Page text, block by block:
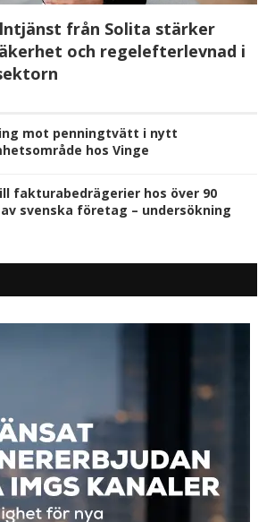
från Solita stärker
och regelefterlevnad i
mot penningtvätt i nytt
hos Vinge
fakturabedrägerier hos över 90
svenska företag – undersökning